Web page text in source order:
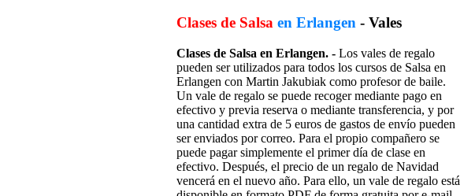
Clases de Salsa en Erlangen- Vales
Clases de Salsa en Erlangen. -Los vales de regalo
pueden ser utilizados para todos los cursos de Salsa en
Erlangen con Martin Jakubiak como profesor de baile.
Un vale de regalo se puede recoger mediante pago en
efectivo y previa reserva o mediante transferencia, y por
una cantidad extra de 5 euros de gastos de envío pueden
ser enviados por correo. Para el propio compañero se
puede pagar simplemente el primer día de clase en
efectivo. Después, el precio de un regalo de Navidad
vencerá en el nuevo año. Para ello, un vale de regalo está